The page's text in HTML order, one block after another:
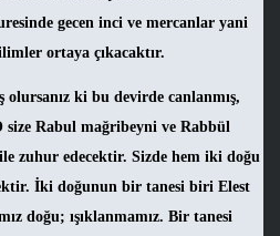
gecen inci ve mercanlar yani
ortaya çıkacaktır.
ki bu devirde canlanmış,
size Rabul mağribeyni ve Rabbül
zuhur edecektir. Sizde hem iki doğu
İki doğunun bir tanesi biri Elest
doğu; ışıklanmamız. Bir tanesi